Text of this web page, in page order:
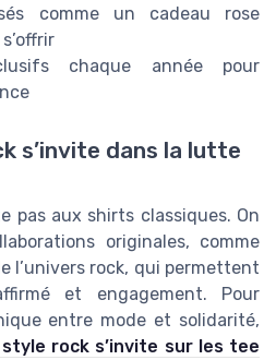
comme un cadeau rose
chaque année pour
s’invite dans la lutte
pas aux shirts classiques. On
originales, comme
l’univers rock, qui permettent
et engagement. Pour
entre mode et solidarité,
style rock s’invite sur les tee